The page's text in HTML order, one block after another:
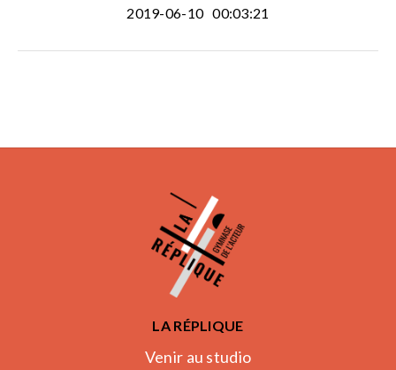
2019-06-10 00:03:21
LA RÉPLIQUE
Venir au studio